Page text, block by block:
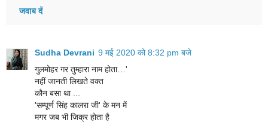
जवाब दें
Sudha Devrani 9 मई 2020 को 8:32 pm बजे
गुलमोहर गर तुम्हारा नाम होता…'
नहीं जानती लिखते वक्त
कौन बसा था ...
'सम्पूर्ण सिंह कालरा जी' के मन में
मगर जब भी जिक्र होता है